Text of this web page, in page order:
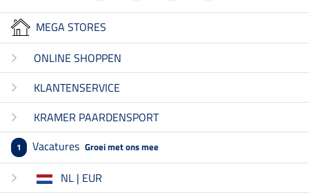
MEGA STORES
ONLINE SHOPPEN
KLANTENSERVICE
KRAMER PAARDENSPORT
1 Vacatures Groei met ons mee
NL | EUR